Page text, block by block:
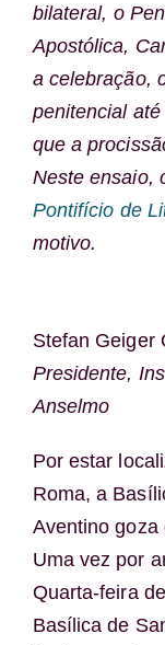
bilateral, o
Apostólica,
a celebração,
penitencial
que a
Neste ensaio,
Pontifício de
motivo.
Stefan Geiger
Presidente,
Anselmo
Por estar
Roma, a
Aventino goza
Uma vez por
Quarta-feira
Basílica de